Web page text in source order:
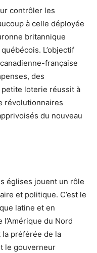
contrôler les
à celle déployée
britannique
L’objectif
française
des
loterie réussit à
révolutionnaires
du nouveau
églises jouent un rôle
et politique. C’est le
latine et en
du Nord
la préférée de la
le gouverneur